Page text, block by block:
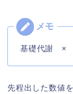
基礎代謝 ×
先程出した数値